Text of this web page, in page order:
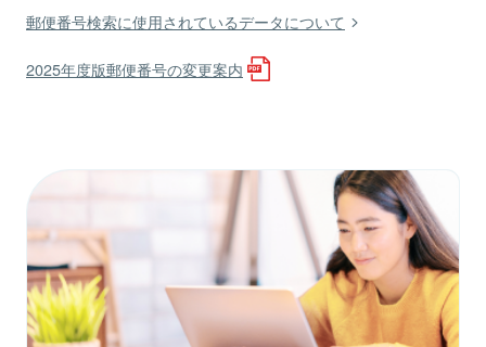
郵便番号検索に使用されているデータについて
2025年度版郵便番号の変更案内